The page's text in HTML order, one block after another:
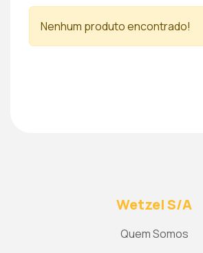
Nenhum produto encontrado!
Wetzel S/A
Quem Somos